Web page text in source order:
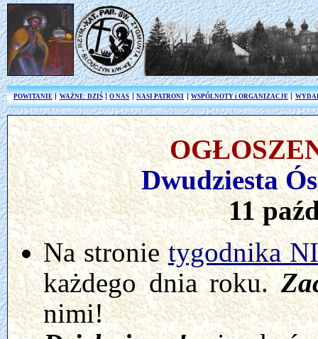
POWITANIE WAŻNE: DZIŚ O NAS NASI PATRONI WSPÓLNOTY i ORGANIZACJE
Dwudziesta
11
Na stronietygodnika
każdego dnia roku.
nimi!